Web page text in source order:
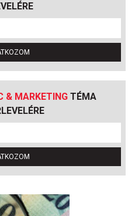
& MARKETING TÉMA